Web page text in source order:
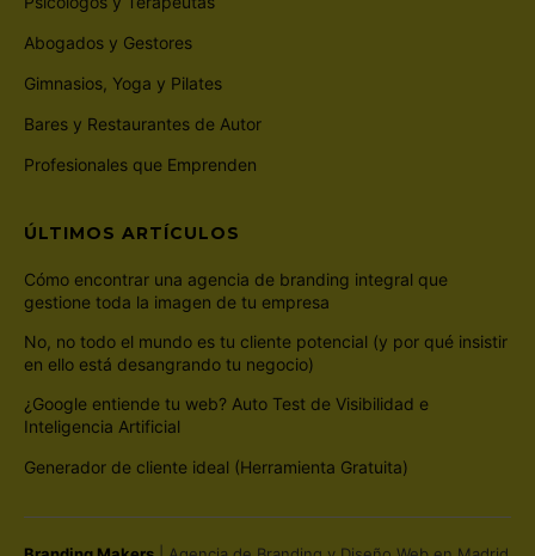
Abogados y Gestores
Gimnasios, Yoga y Pilates
Bares y Restaurantes de Autor
Profesionales que Emprenden
ÚLTIMOS ARTÍCULOS
Cómo encontrar una agencia de branding integral que
gestione toda la imagen de tu empresa
No, no todo el mundo es tu cliente potencial (y por qué insistir
en ello está desangrando tu negocio)
¿Google entiende tu web? Auto Test de Visibilidad e
Inteligencia Artificial
Generador de cliente ideal (Herramienta Gratuita)